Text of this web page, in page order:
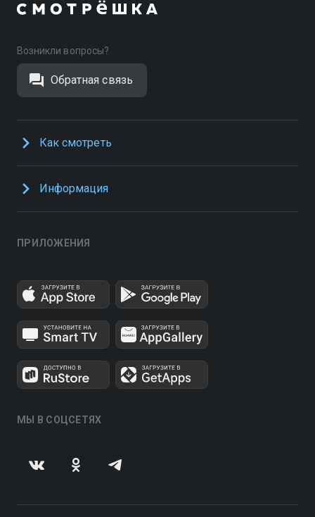
Возникли вопросы?
Обратная связь
Как смотреть
Информация
ПРИЛОЖЕНИЯ
МЫ В СОЦСЕТЯХ